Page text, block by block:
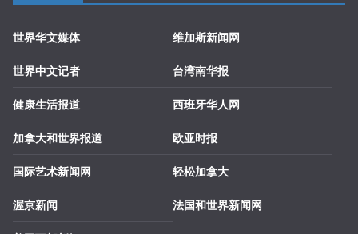
世界华文媒体
世界中文记者
健康生活报道
加拿大和世界报道
国际艺术新闻网
渥京新闻
维加斯新闻网
台湾南华报
西班牙华人网
欧亚时报
轻松加拿大
法国和世界新闻网